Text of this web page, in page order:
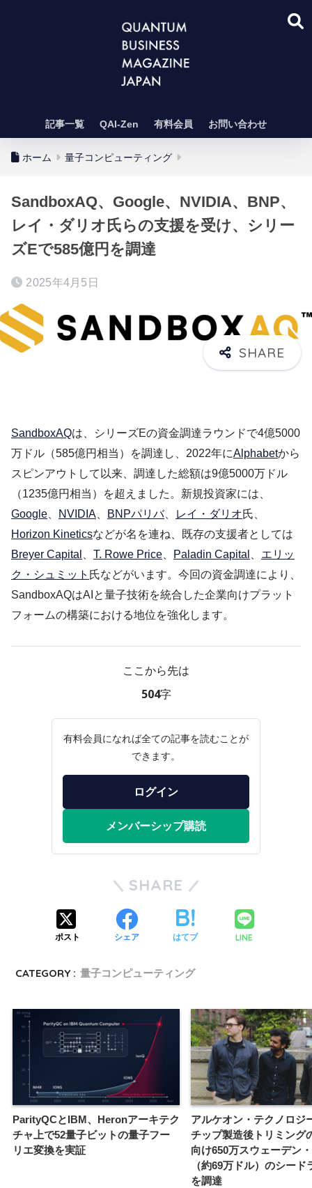
記事一覧 QAI-Zen 有料会員 お問い合わせ
ホーム 量子コンピューティング
SandboxAQ、Google、NVIDIA、BNP、
レイ・ダリオ氏らの支援を受け、シリー
ズEで585億円を調達
2025年4月5日
SandboxAQは、シリーズEの資金調達ラウンドで4億5000
万ドル（585億円相当）を調達し、2022年にAlphabetから
スピンアウトして以来、調達した総額は9億5000万ドル
（1235億円相当）を超えました。新規投資家には、
Google
NVIDIA BNPパリバ、 レイ・ダリオ氏、
Horizon Kineticsなどが名を連ね、既存の支援者としては
Breyer Capital
T. Rowe Price Paladin Capital
エリッ
ク・シュミット 氏などがいます。今回の資金調達により、
SandboxAQはAIと量子技術を統合した企業向けプラット
フォームの構築における地位を強化します。
ここから先は
504字
有料会員になれば全ての記事を読むことが
できます。
ログイン
メンバーシップ購読
SHARE
ポスト シェア はてブ LINE
CATEGORY : 量子コンピューティング
ParityQCとIBM、Heronアーキテク
チャ上で52量子ビットの量子フー
リエ変換を実証
アルケオン・テクノロジ
チップ製造後トリミング
向け650万スウェーデン
（約69万ドル）のシード
を調達